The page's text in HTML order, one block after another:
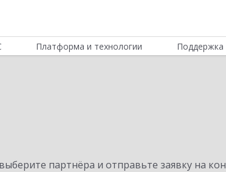
Платформа и технологии Поддержка
партнёра и отправьте заявку на